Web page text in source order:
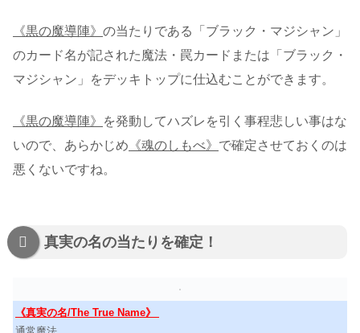
《黒の魔導陣》 の当たりである「ブラック・マジシャン」
のカード名が記された魔法・罠カードまたは「ブラック・
マジシャン」をデッキトップに仕込むことができます。
《黒の魔導陣》
を発動してハズレを引く事程悲しい事はな
いので、あらかじめ 《魂のしもべ》 で確定させておくのは
悪くないですね。
真実の名の当たりを確定！
《真実の名/The True Name》